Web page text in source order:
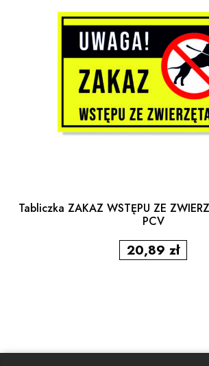
Tabliczka ZAKAZ WSTĘPU ZE
PCV
20,89zł